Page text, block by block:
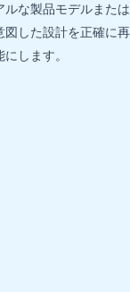
な製品モデルまたは
図した設計を正確に再
します。